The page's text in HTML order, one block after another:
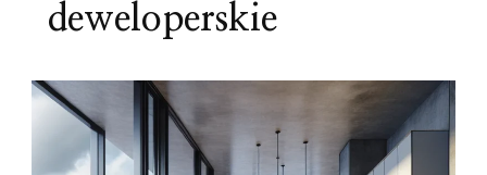
deweloperskie